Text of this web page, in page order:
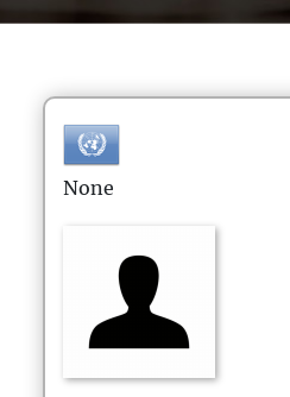
None